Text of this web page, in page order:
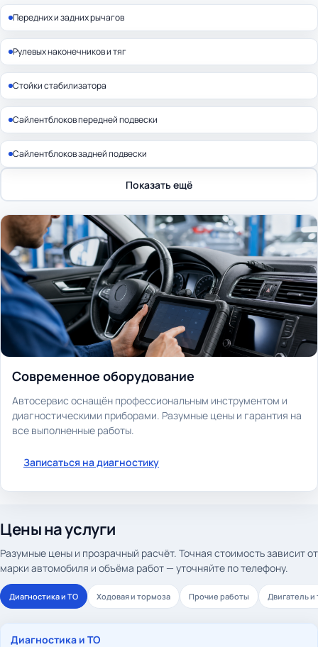
Передних и задних рычагов
Рулевых наконечников и тяг
Стойки стабилизатора
Сайлентблоков передней подвески
Сайлентблоков задней подвески
Показать ещё
Современное оборудование
Автосервис оснащён профессиональным инструментом и
диагностическими приборами. Разумные цены и гарантия на
все выполненные работы.
Записаться на диагностику
Цены на услуги
Разумные цены и прозрачный расчёт. Точная стоимость зависит от
марки автомобиля и объёма работ — уточняйте по телефону.
Диагностика и ТО Ходовая и тормоза Прочие работы Двигатель и
Диагностика и ТО